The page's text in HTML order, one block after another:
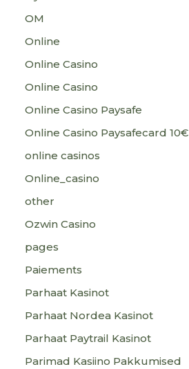
OM
Online
Online Casino
Online Casino
Online Casino Paysafe
Online Casino Paysafecard 10€
online casinos
Online_casino
other
Ozwin Casino
pages
Paiements
Parhaat Kasinot
Parhaat Nordea Kasinot
Parhaat Paytrail Kasinot
Parimad Kasiino Pakkumised